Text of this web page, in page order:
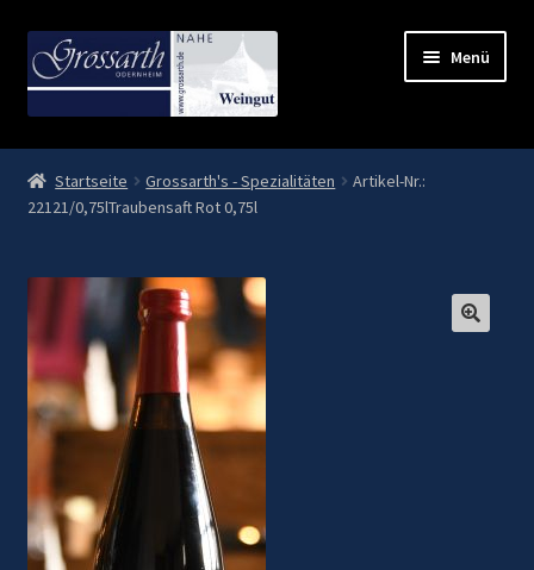
Navigation
Zum
Inhalt
Menü
Start
AGB
Datenschutz
Kasse
Lieferung und Zahlung
Mein Konto
OS-Plattform
Startseite Grossarth's - Spezialitäten
Artikel-Nr.:
22121/0,75lTraubensaft Rot 0,75l